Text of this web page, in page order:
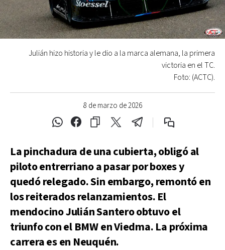
8 de marzo de 2026
Julián hizo historia y le dio a la marca alemana, la primera
victoria en el TC.
Foto: (ACTC).
La pinchadura de una cubierta, obligó al
piloto entrerriano a pasar por boxes y
quedó relegado. Sin embargo, remontó en
los reiterados relanzamientos. El
mendocino Julián Santero obtuvo el
triunfo con el BMW en Viedma. La próxima
carrera es en Neuquén.